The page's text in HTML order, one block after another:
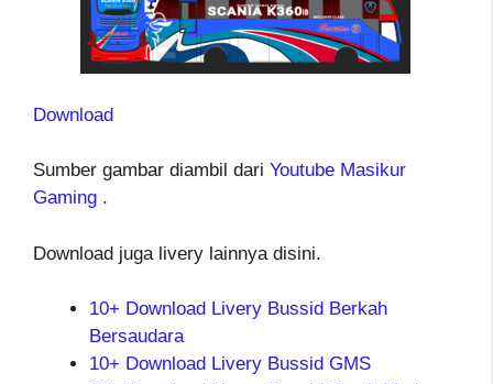
Download
Sumber gambar diambil dari Youtube Masikur
Gaming .
Download juga livery lainnya disini.
10+ Download Livery Bussid Berkah
Bersaudara
10+ Download Livery Bussid GMS